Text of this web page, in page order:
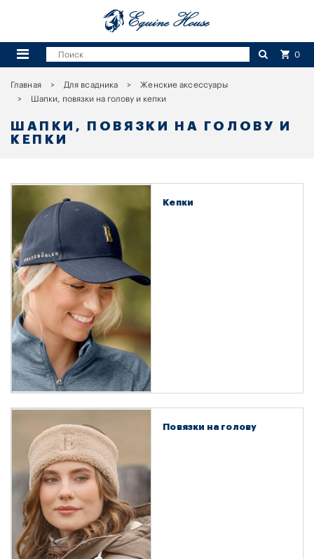
0
Главная Для всадника
Женские аксессуары
Шапки, повязки на голову и кепки
ШАПКИ, ПОВЯЗКИ НА ГОЛОВУ И
КЕПКИ
Кепки
Повязки на голову